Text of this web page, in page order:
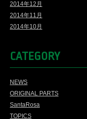
2014年12月
2014年11月
2014年10月
CATEGORY
NEWS
ORIGINAL PARTS
SantaRosa
TOPICS